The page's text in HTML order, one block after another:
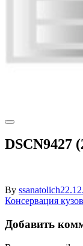
DSCN9427
By ssanatolich
Навигация
по
записям
Консервация
Добавить